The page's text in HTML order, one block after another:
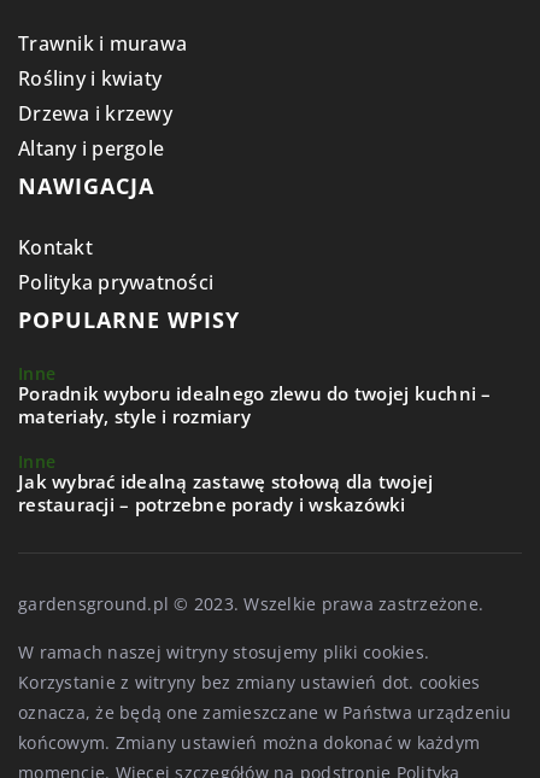
Trawnik i murawa
Rośliny i kwiaty
Drzewa i krzewy
Altany i pergole
NAWIGACJA
Kontakt
Polityka prywatności
POPULARNE WPISY
Inne
Poradnik wyboru idealnego zlewu do twojej kuchni –
materiały, style i rozmiary
Inne
Jak wybrać idealną zastawę stołową dla twojej
restauracji – potrzebne porady i wskazówki
gardensground.pl © 2023. Wszelkie prawa zastrzeżone.
W ramach naszej witryny stosujemy pliki cookies.
Korzystanie z witryny bez zmiany ustawień dot. cookies
oznacza, że będą one zamieszczane w Państwa urządzeniu
końcowym. Zmiany ustawień można dokonać w każdym
momencie. Więcej szczegółów na podstronie Polityka